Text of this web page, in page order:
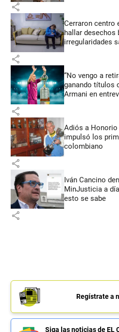
share
Cerraron centro
hallar desechos
irregularidades
share
“No vengo a
ganando títulos
Armani en
share
Adiós a
impulsó los
colombiano
share
Iván Cancino
MinJusticia a
esto se sabe
share
Regístrate a
Siga las noticias de EL